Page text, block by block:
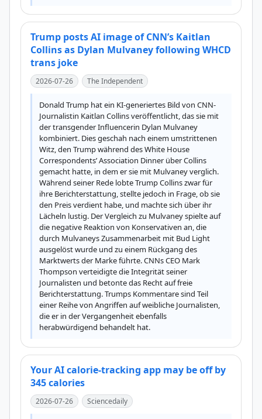
Trump posts AI image of CNN’s Kaitlan
Collins as Dylan Mulvaney following WHCD
trans joke
2026-07-26 The Independent
Donald Trump hat ein KI-generiertes Bild von CNN-
Journalistin Kaitlan Collins veröffentlicht, das sie mit
der transgender Influencerin Dylan Mulvaney
kombiniert. Dies geschah nach einem umstrittenen
Witz, den Trump während des White House
Correspondents’ Association Dinner über Collins
gemacht hatte, in dem er sie mit Mulvaney verglich.
Während seiner Rede lobte Trump Collins zwar für
ihre Berichterstattung, stellte jedoch in Frage, ob sie
den Preis verdient habe, und machte sich über ihr
Lächeln lustig. Der Vergleich zu Mulvaney spielte auf
die negative Reaktion von Konservativen an, die
durch Mulvaneys Zusammenarbeit mit Bud Light
ausgelöst wurde und zu einem Rückgang des
Marktwerts der Marke führte. CNNs CEO Mark
Thompson verteidigte die Integrität seiner
Journalisten und betonte das Recht auf freie
Berichterstattung. Trumps Kommentare sind Teil
einer Reihe von Angriffen auf weibliche Journalisten,
die er in der Vergangenheit ebenfalls
herabwürdigend behandelt hat.
Your AI calorie-tracking app may be off by
345 calories
2026-07-26 Sciencedaily